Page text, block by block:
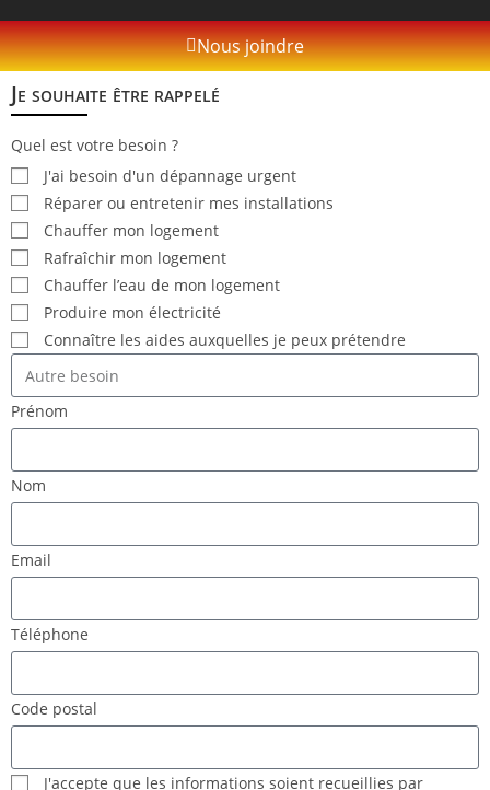
Nous joindre
Je souhaite être rappelé
Quel est votre besoin ?
J'ai besoin d'un dépannage urgent
Réparer ou entretenir mes installations
Chauffer mon logement
Rafraîchir mon logement
Chauffer l’eau de mon logement
Produire mon électricité
Connaître les aides auxquelles je peux prétendre
Prénom
Nom
Email
Téléphone
Code postal
J'accepte que les informations soient recueillies par